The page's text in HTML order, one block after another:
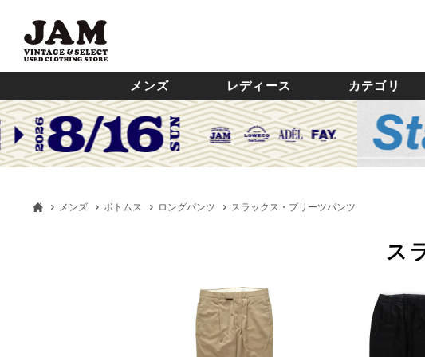
メンズ レディース カテゴリ
メンズ ボトムス ロングパンツ スラックス・プリーツパンツ
ス